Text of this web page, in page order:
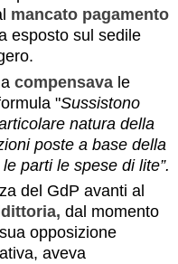
mancato pagamento
esposto sul sedile
compensava le
"Sussistono
natura della
poste a base della
parti le spese di lite”.
del GdP avanti al
dal momento
opposizione
aveva